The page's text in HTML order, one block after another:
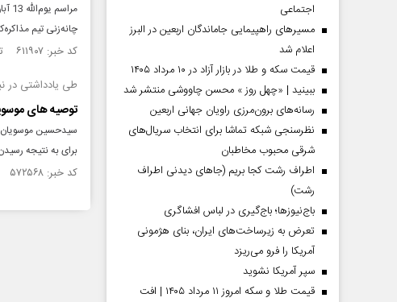
چانه‌زنی تیم
کد خبر: ۶۱۱۹۰۷ تاریخ انتشار : ۱۳۹۲/۰۸/۱۱
طی یادداشتی در
توصیه‌ های
سیدحسین موسویان
برای به نتیجه
کد خبر: ۵۷۲۵۶۸ تاریخ انتشار : ۱۳۹۲/۰۳/۲۹
اجتماعی
مسیر‌های راهپیمایی جاماندگان اربعین در البرز
اعلام شد
قیمت سکه و طلا در بازار آزاد در ۱۰ مرداد ۱۴۰۵
ببینید | «چهل روز » محسن چاووشی منتشر شد
رسانه‌های برون‌مرزی راویان جهانی اربعین
نظرسنجی شبکه تماشا برای انتخاب سریال‌های
شرقی محبوب مخاطبان
اطراف رشت کجا بریم (جاهای دیدنی اطراف
رشت)
باج‌نیوزها؛ باج‌گیری در لباس افشاگری
تعرض به زیرساخت‌های ایران، بنای هژمونی
آمریکا را فرو می‌ریزد
سپر آمریکا نشوید
قیمت طلا و سکه امروز ۱۱ مرداد ۱۴۰۵ | افت